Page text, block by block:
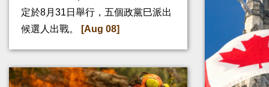
定於8月31日舉行，五個政黨巳派出
候選人出戰。
[Aug 08]